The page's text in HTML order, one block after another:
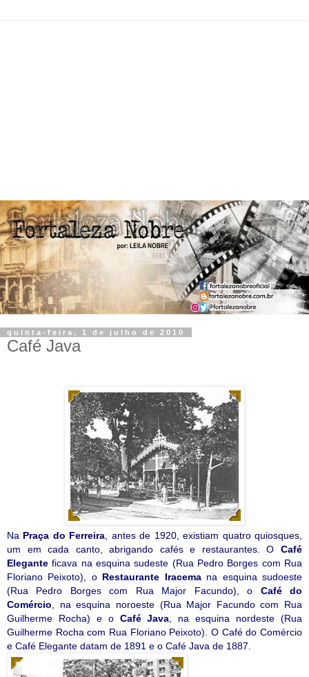
quinta-feira, 1 de julho de 2010
Café Java
Na Praça do Ferreira , antes de 1920, existiam quatro quiosques,
um em cada canto, abrigando cafés e restaurantes. O Café
Elegante ficava na esquina sudeste (Rua Pedro Borges com Rua
Floriano Peixoto), o Restaurante Iracemana esquina sudoeste
(Rua Pedro Borges com Rua Major Facundo), o Café do
Comércio , na esquina noroeste (Rua Major Facundo com Rua
Guilherme Rocha) e o Café Java , na esquina nordeste (Rua
Guilherme Rocha com Rua Floriano Peixoto). O Café do Comércio
e Café Elegante datam de 1891 e o Café Java de 1887.